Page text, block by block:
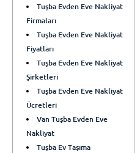
Tuşba Evden Eve Nakliyat
Firmaları
Tuşba Evden Eve Nakliyat
Fiyatları
Tuşba Evden Eve Nakliyat
Şirketleri
Tuşba Evden Eve Nakliyat
Ücretleri
Van Tuşba Evden Eve
Nakliyat
Tuşba Ev Taşıma